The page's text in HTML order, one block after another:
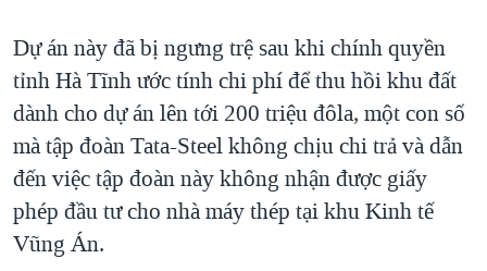
Dự án này đã bị ngưng trệ sau khi chính quyền
tỉnh Hà Tĩnh ước tính chi phí để thu hồi khu đất
dành cho dự án lên tới 200 triệu đôla, một con số
mà tập đoàn Tata-Steel không chịu chi trả và dẫn
đến việc tập đoàn này không nhận được giấy
phép đầu tư cho nhà máy thép tại khu Kinh tế
Vũng Án.